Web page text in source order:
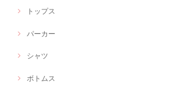
トップス
パーカー
シャツ
ボトムス